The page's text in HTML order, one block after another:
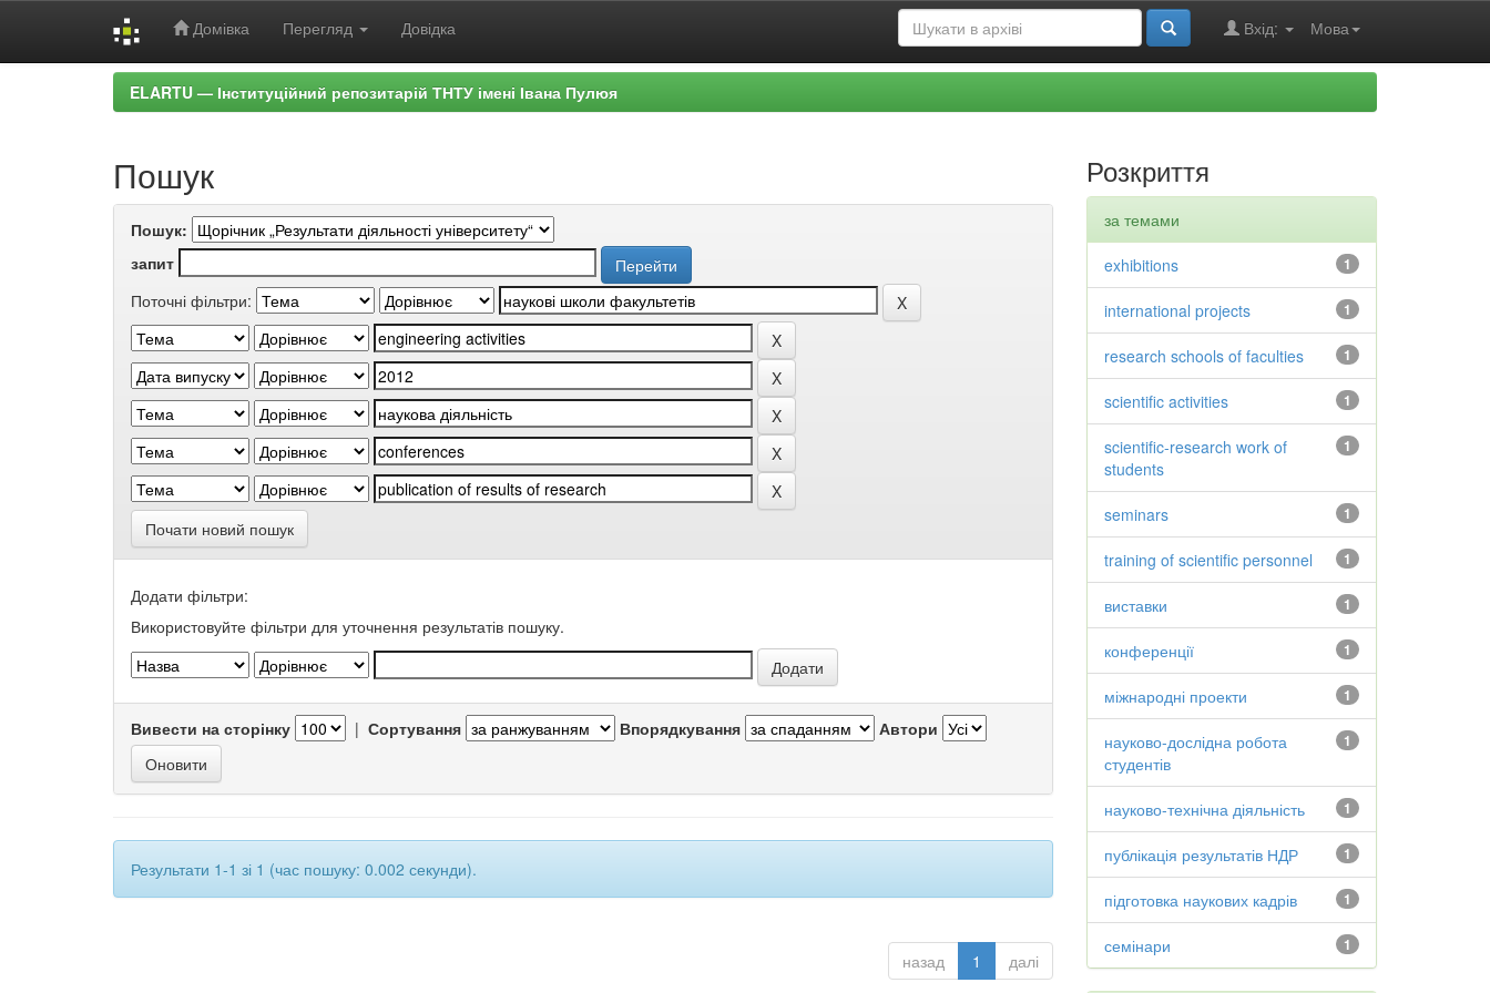
Домівка Перегляд Довідка Мова
Вхід:
ELARTU — Інституційний репозитарій ТНТУ імені Івана Пулюя
Пошук
Пошук:
запит
Поточні фільтри:
Почати новий пошук
Додати фільтри:
Використовуйте фільтри для уточнення результатів пошуку.
Вивести на сторінку | Сортування Впорядкування Автори
Результати 1-1 зі 1 (час пошуку: 0.002 секунди).
назад 1 далі
Розкриття
за темами
1
exhibitions
1
international projects
1
research schools of faculties
1
scientific activities
1
scientific-research work of
students
1
seminars
1
training of scientific personnel
1
виставки
1
конференції
1
міжнародні проекти
1
науково-дослідна робота
студентів
1
науково-технічна діяльність
1
публікація результатів НДР
1
підготовка наукових кадрів
1
семінари